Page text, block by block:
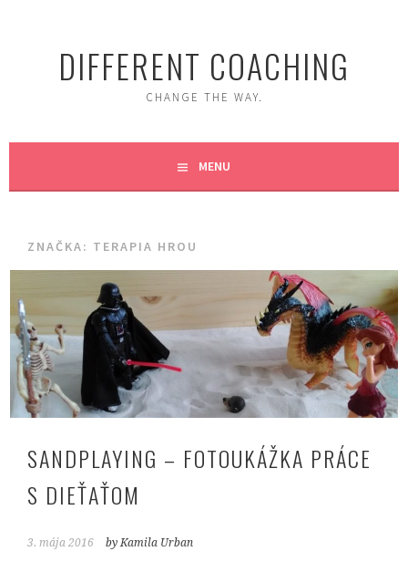
DIFFERENT COACHING
CHANGE THE WAY.
MENU
ZNAČKA: TERAPIA HROU
SANDPLAYING – FOTOUKÁŽKA PRÁCE
S DIEŤAŤOM
3. mája 2016 by Kamila Urban